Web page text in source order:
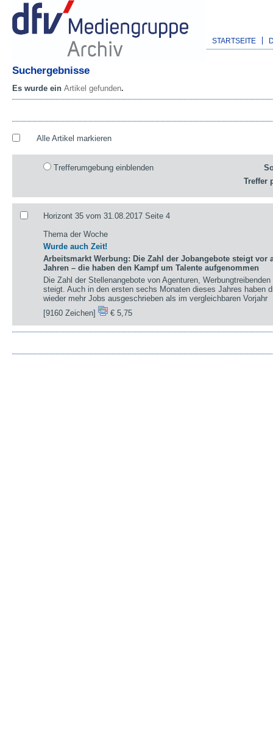
STARTSEITE
Suchergebnisse
Es wurde ein Artikel gefunden.
Alle Artikel markieren
Trefferumgebung einblenden
Treffer
Horizont 35 vom 31.08.2017 Seite 4
Thema der Woche
Wurde auch Zeit!
Arbeitsmarkt Werbung: Die Zahl der Jobangebote steigt vor
Jahren – die haben den Kampf um Talente aufgenommen
Die Zahl der Stellenangebote von Agenturen,
steigt. Auch in den ersten sechs Monaten dieses Jahres haben
wieder mehr Jobs ausgeschrieben als im vergleichbaren Vorjahr
[9160 Zeichen]
€ 5,75